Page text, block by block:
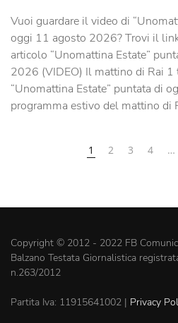
Vuoi guardare il video di
oggi 11 agosto 2026? Trovi il
articolo “Unomattina Estate”
2026 (VIDEO) Il mattino di Rai 1
“Unomattina Estate” puntata di
programma estivo del mattino di
1 2 3 4 …
Copyright © 2012 - 2022 FB
Balzano Testata Giornalistica
n.263/2012
Partita Iva: 11915641002 | Privacy